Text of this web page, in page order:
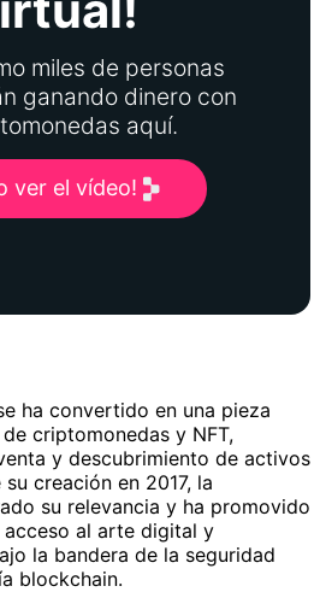
miles de personas
ganando dinero con
aquí.
ver el vídeo!
ha convertido en una pieza
criptomonedas y NFT,
y descubrimiento de activos
creación en 2017, la
su relevancia y ha promovido
al arte digital y
la bandera de la seguridad
blockchain.